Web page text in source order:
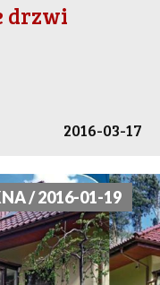
drzwi
2016-03-17
/ 2016-01-19